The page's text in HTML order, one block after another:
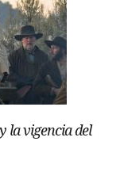
la vigencia del